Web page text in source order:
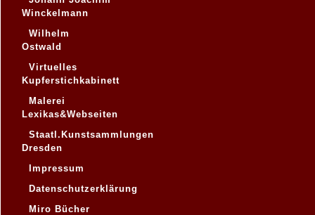
Winckelmann
Wilhelm
Ostwald
Virtuelles
Kupferstichkabinett
Malerei
Lexikas&Webseiten
Staatl.Kunstsammlungen
Dresden
Impressum
Datenschutzerklärung
Miro Bücher